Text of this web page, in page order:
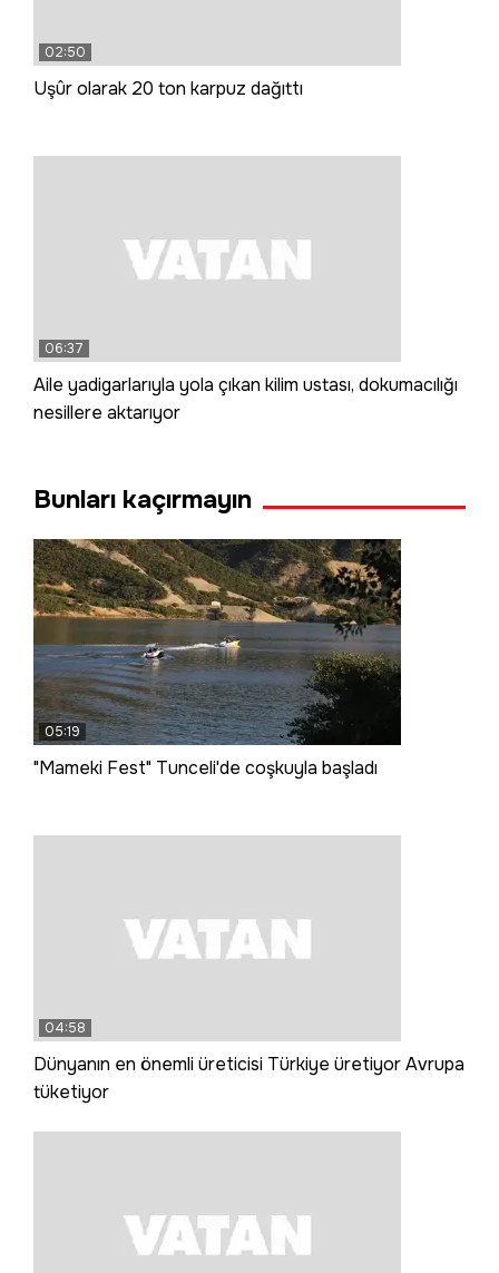
02:50
Uşûr olarak 20 ton karpuz dağıttı
06:37
Aile yadigarlarıyla yola çıkan kilim ustası, dokumacılığı
nesillere aktarıyor
Bunları kaçırmayın
05:19
"Mameki Fest" Tunceli'de coşkuyla başladı
04:58
Dünyanın en önemli üreticisi Türkiye üretiyor Avrupa
tüketiyor